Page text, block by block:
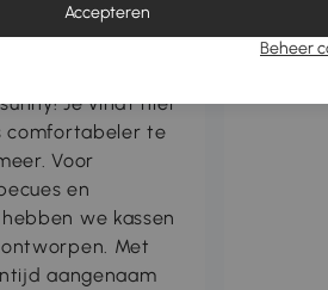
Je vindt hier
comfortabeler te
Voor
en
we kassen
Met
aangenaam
Accepteren
Beheer